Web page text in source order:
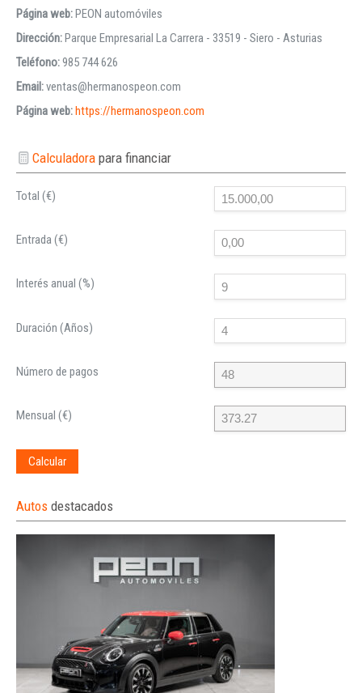
Página web:PEON automóviles
Dirección:Parque Empresarial La Carrera - 33519 - Siero - Asturias
Teléfono:985 744 626
Email:ventas@hermanospeon.com
Página web:https://hermanospeon.com
Calculadorapara financiar
Total (€)
Entrada (€)
Interés anual (%)
Duración (Años)
Número de pagos
Mensual (€)
Calcular
Autos destacados